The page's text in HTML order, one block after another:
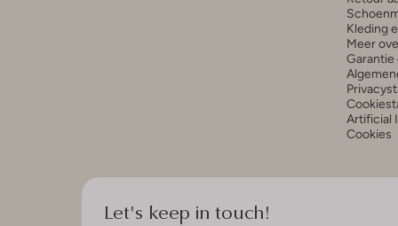
Kleding
Meer
Garantie
Artificial
Cookies
Let's keep in touch!